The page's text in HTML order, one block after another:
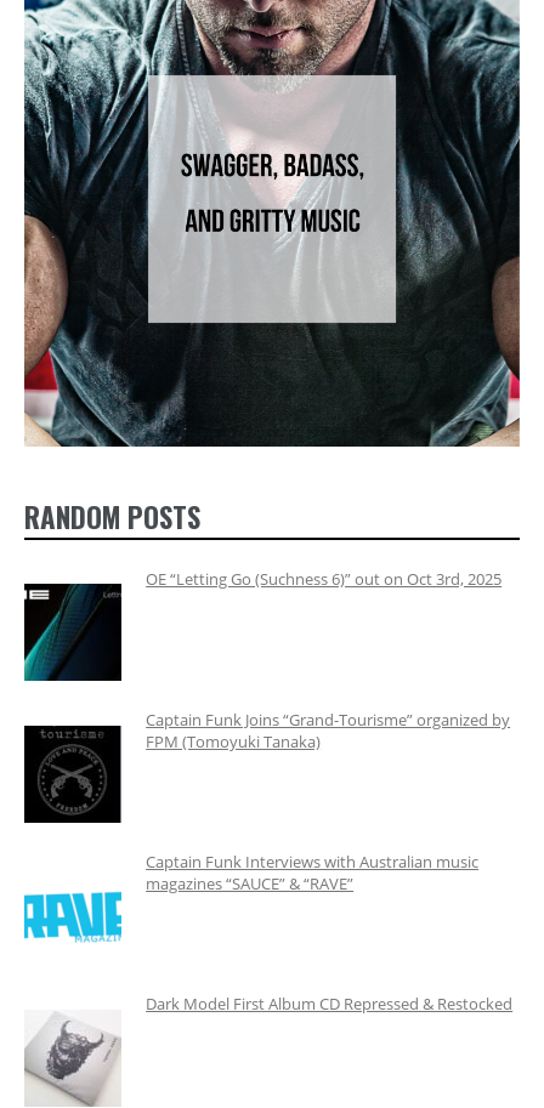
RANDOM POSTS
OE “Letting Go (Suchness 6)” out on Oct 3rd, 2025
Captain Funk Joins “Grand-Tourisme” organized by
FPM (Tomoyuki Tanaka)
Captain Funk Interviews with Australian music
magazines “SAUCE” & “RAVE”
Dark Model First Album CD Repressed & Restocked